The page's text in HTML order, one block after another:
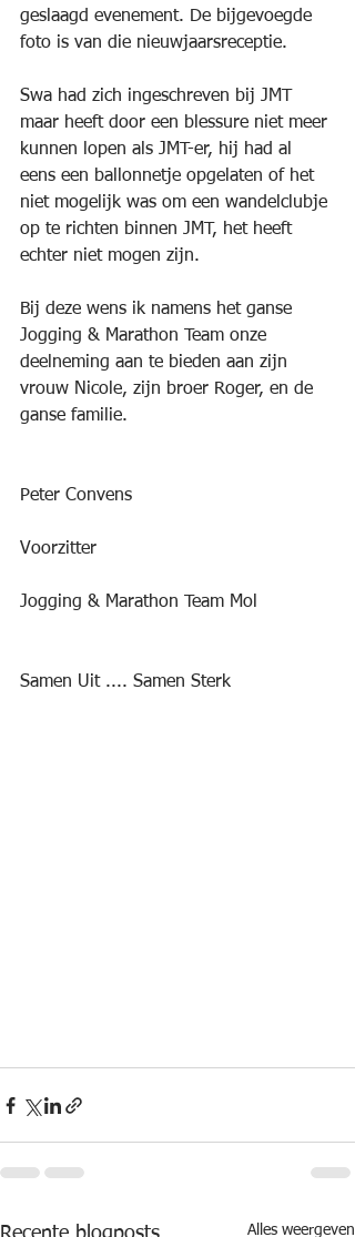
geslaagd evenement. De bijgevoegde
foto is van die nieuwjaarsreceptie.
Swa had zich ingeschreven bij JMT
maar heeft door een blessure niet meer
kunnen lopen als JMT-er, hij had al
eens een ballonnetje opgelaten of het
niet mogelijk was om een wandelclubje
op te richten binnen JMT, het heeft
echter niet mogen zijn.
Bij deze wens ik namens het ganse
Jogging & Marathon Team onze
deelneming aan te bieden aan zijn
vrouw Nicole, zijn broer Roger, en de
ganse familie.
Peter Convens
Voorzitter
Jogging & Marathon Team Mol
Samen Uit .... Samen Sterk
Alles weergeven